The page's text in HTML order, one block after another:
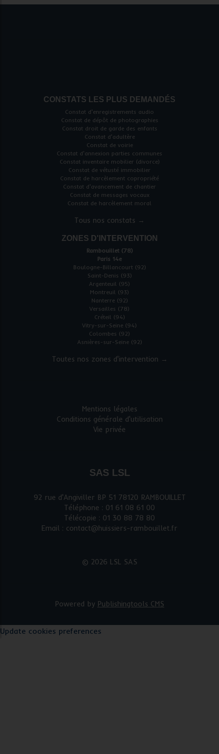
CONSTATS LES PLUS DEMANDÉS
Constat d'enregistrements audio
Constat de dépôt de photographies
Constat droit de garde des enfants
Constat d'adultère
Constat de voirie
Constat d'annexion parties communes
Constat inventaire mobilier (divorce)
Constat de vétusté immobilier
Constat de harcèlement copropriété
Constat d'avancement de chantier
Constat de messages vocaux
Constat de harcèlement moral
Tous nos constats →
ZONES D'INTERVENTION
Rambouillet (78)
Paris 14e
Boulogne-Billancourt (92)
Saint-Denis (93)
Argenteuil (95)
Montreuil (93)
Nanterre (92)
Versailles (78)
Créteil (94)
Vitry-sur-Seine (94)
Colombes (92)
Asnières-sur-Seine (92)
Toutes nos zones d'intervention →
Mentions légales
Conditions générale d'utilisation
Vie privée
SAS LSL
92 rue d'Angiviller BP 51 78120 RAMBOUILLET
Téléphone : 01 61 08 61 00
Télécopie : 01 30 88 78 80
Email : contact@huissiers-rambouillet.fr
© 2026 LSL SAS
Powered by Publishingtools CMS
Update cookies preferences